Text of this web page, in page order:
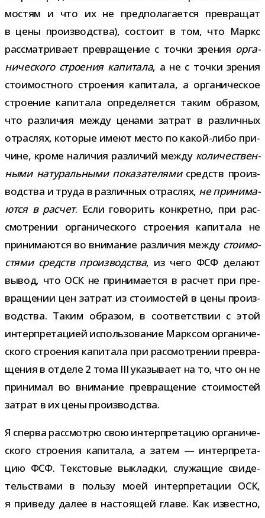
мо­стям и что их не пред­по­ла­га­ется пре­вра­щат
в цены про­из­вод­ства), состоит в том, что Маркс
рас­смат­ри­вает пре­вра­ще­ние с точки зре­ния орга­
ни­че­ского стро­е­ния капи­тала, а не с точки зре­ния
сто­и­мост­ного стро­е­ния капи­тала, а орга­ни­че­ское
стро­е­ние капи­тала опре­де­ля­ется таким обра­зом,
что раз­ли­чия между ценами затрат в раз­лич­ных
отрас­лях, кото­рые имеют место по какой-​либо при­
чине, кроме нали­чия раз­ли­чий между коли­че­ствен­
ными нату­раль­ными пока­за­те­лями средств про­из­
вод­ства и труда в раз­лич­ных отрас­лях, не при­ни­ма­
ются в рас­чет. Если гово­рить кон­кретно, при рас­
смот­ре­нии орга­ни­че­ского стро­е­ния капи­тала не
при­ни­ма­ются во вни­ма­ние раз­ли­чия между сто­и­мо­
стями средств про­из­вод­ства, из чего ФСФ делают
вывод, что ОСК не при­ни­ма­ется в рас­чет при пре­
вра­ще­нии цен затрат из сто­и­мо­стей в цены про­из­
вод­ства. Таким обра­зом, в соот­вет­ствии с этой
интер­пре­та­цией исполь­зо­ва­ние Марксом орга­ни­че­
ского стро­е­ния капи­тала при рас­смот­ре­нии пре­вра­
ще­ния в отделе 2 тома III ука­зы­вает на то, что он не
при­ни­мал во вни­ма­ние пре­вра­ще­ние сто­и­мо­стей
затрат в их цены производства.
Я сперва рас­смотрю свою интер­пре­та­цию орга­ни­че­
ского стро­е­ния капи­тала, а затем — интер­пре­та­
цию ФСФ. Текстовые выкладки, слу­жа­щие сви­де­
тель­ствами в пользу моей интер­пре­та­ции ОСК,
я при­веду далее в насто­я­щей главе. Как известно,